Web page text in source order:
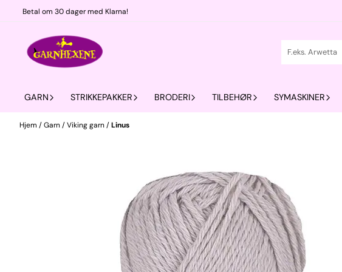
Hopp til innhold
Betal om 30 dager med Klarna!
GARN STRIKKEPAKKER BRODERI TILBEHØR SYMASKINER
Hjem /Garn/Viking garn/Linus